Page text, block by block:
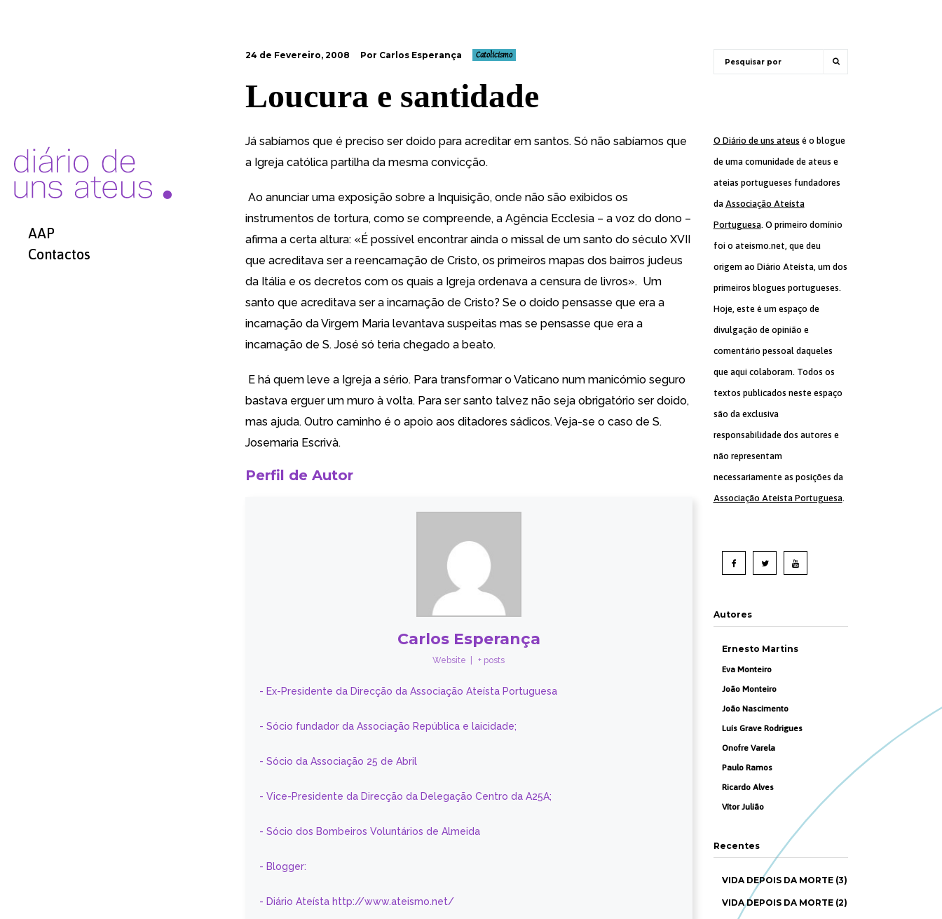
AAP
Contactos
24 de Fevereiro, 2008 Por Carlos Esperança Catolicismo
Loucura e santidade
Já sabíamos que é preciso ser doido para acreditar em santos. Só não sabíamos que
a Igreja católica partilha da mesma convicção.
Ao anunciar uma exposição sobre a Inquisição, onde não são exibidos os
instrumentos de tortura, como se compreende, a Agência Ecclesia – a voz do dono –
afirma a certa altura: «É possível encontrar ainda o missal de um santo do século XVII
que acreditava ser a reencarnação de Cristo, os primeiros mapas dos bairros judeus
da Itália e os decretos com os quais a Igreja ordenava a censura de livros». Um
santo que acreditava ser a incarnação de Cristo? Se o doido pensasse que era a
incarnação da Virgem Maria levantava suspeitas mas se pensasse que era a
incarnação de S. José só teria chegado a beato.
E há quem leve a Igreja a sério. Para transformar o Vaticano num manicómio seguro
bastava erguer um muro à volta. Para ser santo talvez não seja obrigatório ser doido,
mas ajuda. Outro caminho é o apoio aos ditadores sádicos. Veja-se o caso de S.
Josemaria Escrivà.
Perfil de Autor
Carlos Esperança
Website + posts
- Ex-Presidente da Direcção da Associação Ateísta Portuguesa
- Sócio fundador da Associação República e laicidade;
- Sócio da Associação 25 de Abril
- Vice-Presidente da Direcção da Delegação Centro da A25A;
- Sócio dos Bombeiros Voluntários de Almeida
- Blogger:
- Diário Ateísta http://www.ateismo.net/
O Diário de uns ateus é o blogue
de uma comunidade de ateus e
ateias portugueses fundadores
da Associação Ateísta
Portuguesa. O primeiro domínio
foi o ateismo.net, que deu
origem ao Diário Ateísta, um dos
primeiros blogues portugueses.
Hoje, este é um espaço de
divulgação de opinião e
comentário pessoal daqueles
que aqui colaboram. Todos os
textos publicados neste espaço
são da exclusiva
responsabilidade dos autores e
não representam
necessariamente as posições da
Associação Ateísta Portuguesa.
Autores
Ernesto Martins
Eva Monteiro
João Monteiro
João Nascimento
Luís Grave Rodrigues
Onofre Varela
Paulo Ramos
Ricardo Alves
Vítor Julião
Recentes
VIDA DEPOIS DA MORTE (3)
VIDA DEPOIS DA MORTE (2)